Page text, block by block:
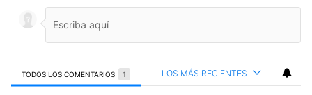
TODOS LOS COMENTARIOS 1 LOS MÁS RECIENTES